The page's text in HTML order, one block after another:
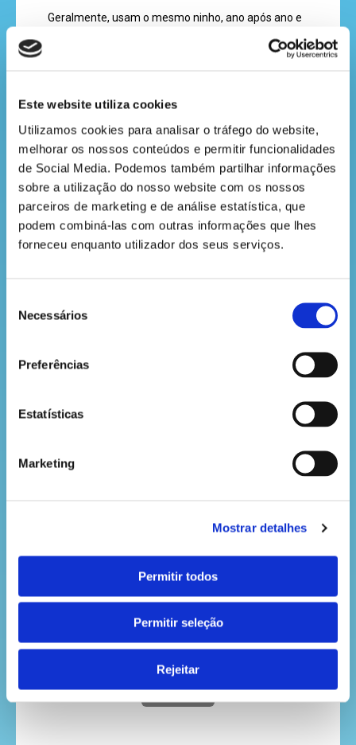
Este website utiliza cookies
Utilizamos cookies para analisar o tráfego do website,
melhorar os nossos conteúdos e permitir funcionalidades
de Social Media. Podemos também partilhar informações
sobre a utilização do nosso website com os nossos
parceiros de marketing e de análise estatística, que
podem combiná-las com outras informações que lhes
forneceu enquanto utilizador dos seus serviços.
Necessários
Preferências
Estatísticas
Marketing
Mostrar detalhes
Permitir todos
Permitir seleção
Rejeitar
cantinho
saber
Geralmente, usam o mesmo ninho, ano após ano e
sempre o mesmo casal. Os ovos (entre 2 a 5) são
depois colocados pelas fêmeas durante o mês de
de dois meses!
Curiosidades sobre a cegonha-branca
Pode viver até aos 33 anos em estado selvagem.
espécie encontra boas condições para viver.
Em adulta, consegue alcançar um comprimento de
anfíbios, pequenos mamíferos e répteis.
sobretudo quando os casais se reúnem no ninho.
patas para trás, tornando a sua silhueta bem
distinta da maior parte das restantes aves.
VOLTAR